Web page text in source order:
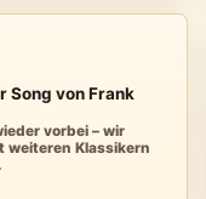
Song von Frank
vorbei – wir
weiteren Klassikern